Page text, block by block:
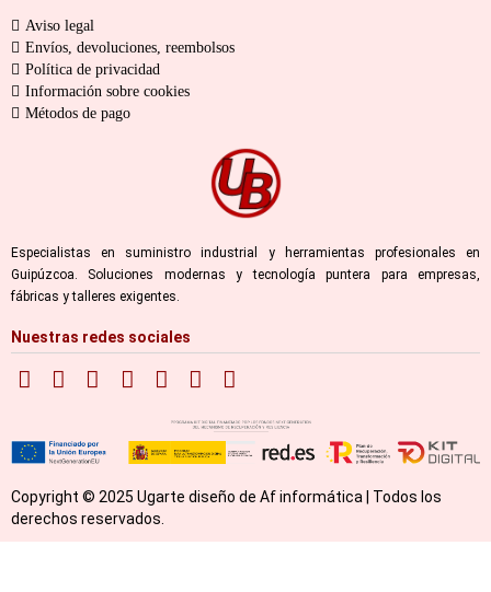
Aviso legal
Envíos, devoluciones, reembolsos
Política de privacidad
Información sobre cookies
Métodos de pago
Especialistas en suministro industrial y herramientas profesionales en
Guipúzcoa. Soluciones modernas y tecnología puntera para empresas,
fábricas y talleres exigentes.
Nuestras redes sociales
Copyright © 2025 Ugarte diseño de Af informática | Todos los
derechos reservados.